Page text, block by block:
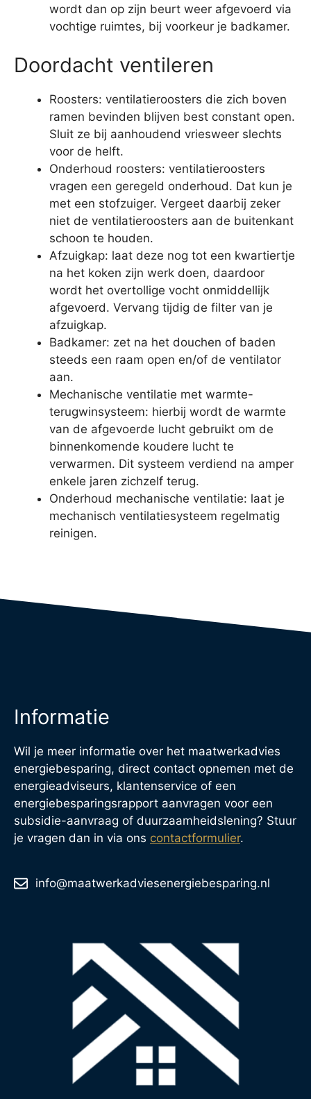
wordt dan op zijn beurt weer afgevoerd via
vochtige ruimtes, bij voorkeur je badkamer.
Doordacht ventileren
Roosters: ventilatieroosters die zich boven
ramen bevinden blijven best constant open.
Sluit ze bij aanhoudend vriesweer slechts
voor de helft.
Onderhoud roosters: ventilatieroosters
vragen een geregeld onderhoud. Dat kun je
met een stofzuiger. Vergeet daarbij zeker
niet de ventilatieroosters aan de buitenkant
schoon te houden.
Afzuigkap: laat deze nog tot een kwartiertje
na het koken zijn werk doen, daardoor
wordt het overtollige vocht onmiddellijk
afgevoerd. Vervang tijdig de filter van je
afzuigkap.
Badkamer: zet na het douchen of baden
steeds een raam open en/of de ventilator
aan.
Mechanische ventilatie met warmte-
terugwinsysteem: hierbij wordt de warmte
van de afgevoerde lucht gebruikt om de
binnenkomende koudere lucht te
verwarmen. Dit systeem verdiend na amper
enkele jaren zichzelf terug.
Onderhoud mechanische ventilatie: laat je
mechanisch ventilatiesysteem regelmatig
reinigen.
Informatie
Wil je meer informatie over het maatwerkadvies
energiebesparing, direct contact opnemen met de
energieadviseurs, klantenservice of een
energiebesparingsrapport aanvragen voor een
subsidie-aanvraag of duurzaamheidslening? Stuur
je vragen dan in via ons contactformulier.
info@maatwerkadviesenergiebesparing.nl